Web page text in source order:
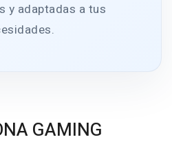
y adaptadas a tus
GAMING